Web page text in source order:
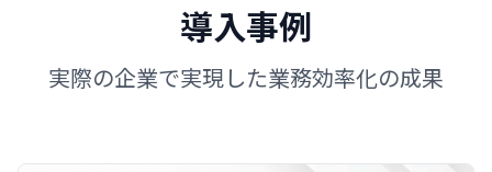
導入事例
実際の企業で実現した業務効率化の成果